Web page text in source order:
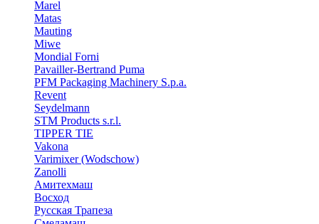
Marel
Matas
Mauting
Miwe
Mondial Forni
Pavailler-Bertrand Puma
PFM Packaging Machinery S.p.a.
Revent
Seydelmann
STM Products s.r.l.
TIPPER TIE
Vakona
Varimixer (Wodschow)
Zanolli
Амитехмаш
Восход
Русская Трапеза